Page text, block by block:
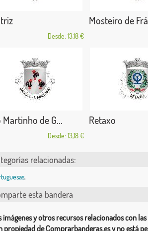
Desde: 13,18 €
Mosteiro de
Martinho de G...
Desde: 13,18 €
Retaxo
relacionadas:
,
esta bandera
imágenes y otros recursos relacionados con
propiedad de Comprarbanderas.es y no está